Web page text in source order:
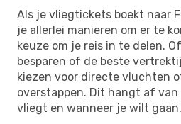
Als je vliegtickets boekt naar
je allerlei manieren om er te
keuze om je reis in te delen.
besparen of de beste
kiezen voor directe vluchten
overstappen. Dit hangt af van
vliegt en wanneer je wilt gaan.